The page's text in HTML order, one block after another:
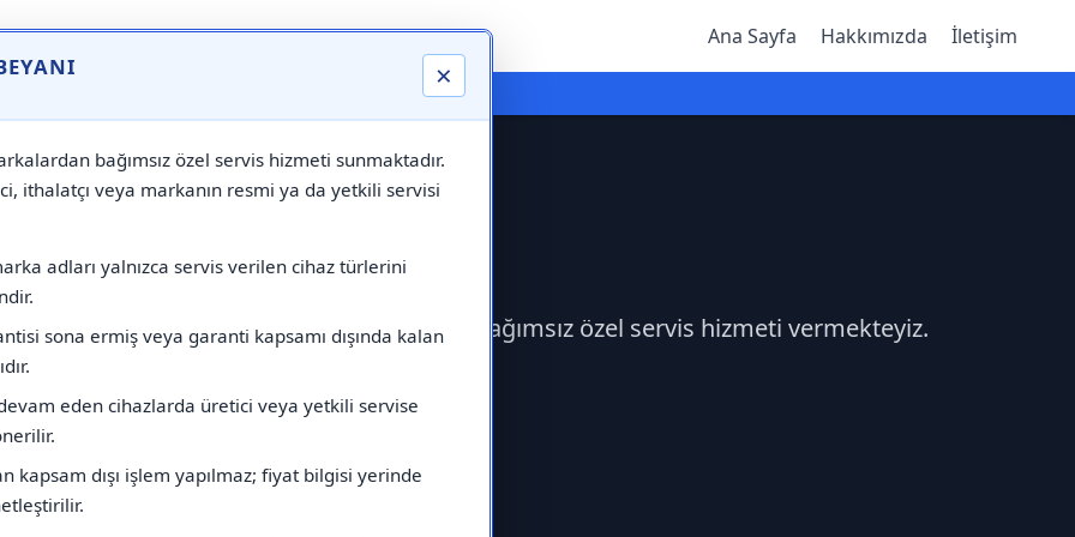
×
bağımsız özel servis hizmeti sunmaktadır.
ithalatçı veya markanın resmi ya da yetkili servisi
adları yalnızca servis verilen cihaz türlerini
sona ermiş veya garanti kapsamı dışında kalan
eden cihazlarda üretici veya yetkili servise
kapsam dışı işlem yapılmaz; fiyat bilgisi yerinde
Ana Sayfa Hakkımızda İletişim
⚠️ Markadan Bağımsız "Özel Servis" Hizmeti
Daikin Servisi çağırabilirsiniz.Markadan bağımsız özel servis hizmeti vermekteyiz.